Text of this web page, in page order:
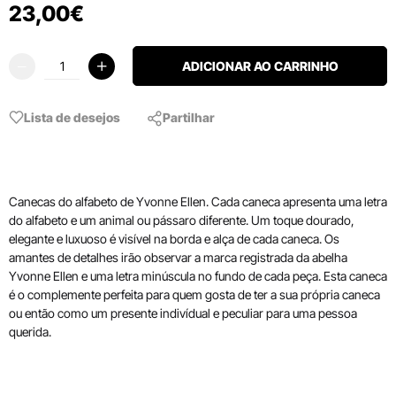
23,00€
ADICIONAR AO CARRINHO
Lista de desejos Partilhar
Canecas do alfabeto de Yvonne Ellen. Cada caneca apresenta uma letra
do alfabeto e um animal ou pássaro diferente. Um toque dourado,
elegante e luxuoso é visível na borda e alça de cada caneca. Os
amantes de detalhes irão observar a marca registrada da abelha
Yvonne Ellen e uma letra minúscula no fundo de cada peça. Esta caneca
é o complemente perfeita para quem gosta de ter a sua própria caneca
ou então como um presente indivídual e peculiar para uma pessoa
querida.